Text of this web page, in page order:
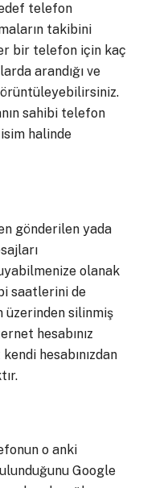
telefon
takibini
bir telefon için kaç
arandığı ve
sahibi telefon
halinde
gönderilen yada
olanak
saatlerini de
üzerinden silinmiş
hesabınız
hesabınızdan
o anki
Google